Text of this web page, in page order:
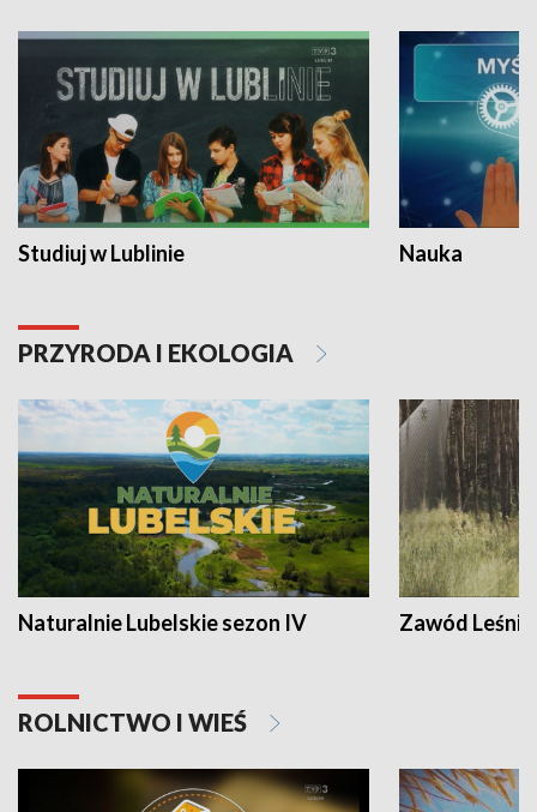
Studiuj w Lublinie Nauka
PRZYRODA I EKOLOGIA
Naturalnie Lubelskie sezon IV Zawód Leśnik
ROLNICTWO I WIEŚ